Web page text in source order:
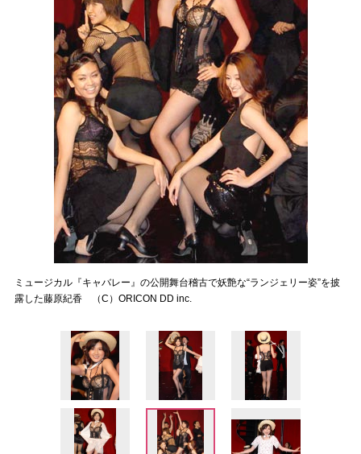
ミュージカル『キャバレー』の公開舞台稽古で妖艶な“ランジェリー姿”を披
露した藤原紀香 （C）ORICON DD inc.